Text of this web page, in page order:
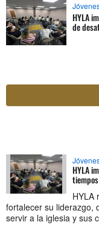
HYLA
de
HYLA
HYLA
fortalecer su liderazgo,
servir a la iglesia y sus